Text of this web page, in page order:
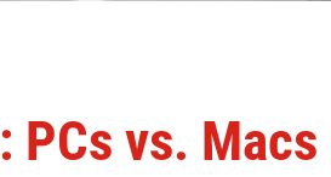
PCs vs. Macs